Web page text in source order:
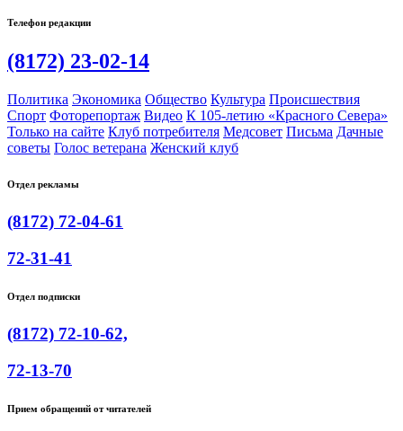
Телефон редакции
(8172) 23-02-14
Политика Экономика Общество Культура Происшествия
Спорт Фоторепортаж Видео К 105-летию «Красного Севера»
Только на сайте Клуб потребителя Медсовет Письма Дачные
советы Голос ветерана Женский клуб
Отдел рекламы
(8172) 72-04-61
72-31-41
Отдел подписки
(8172) 72-10-62,
72-13-70
Прием обращений от читателей